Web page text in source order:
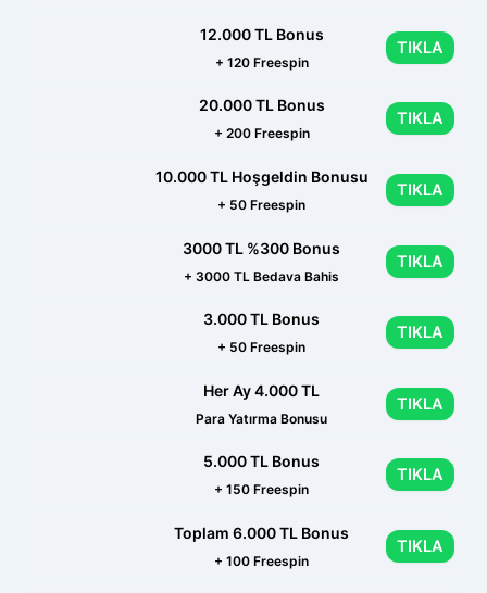
12.000 TL Bonus
+ 120 Freespin
TIKLA
20.000 TL Bonus
+ 200 Freespin
TIKLA
10.000 TL Hoşgeldin Bonusu
+ 50 Freespin
TIKLA
3000 TL %300 Bonus
+ 3000 TL Bedava Bahis
TIKLA
3.000 TL Bonus
+ 50 Freespin
TIKLA
Her Ay 4.000 TL
Para Yatırma Bonusu
TIKLA
5.000 TL Bonus
+ 150 Freespin
TIKLA
Toplam 6.000 TL Bonus
+ 100 Freespin
TIKLA